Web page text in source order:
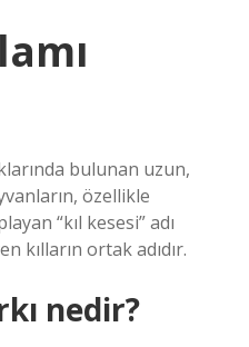
bulunan uzun,
özellikle
“kıl kesesi” adı
kılların ortak adıdır.
nedir?